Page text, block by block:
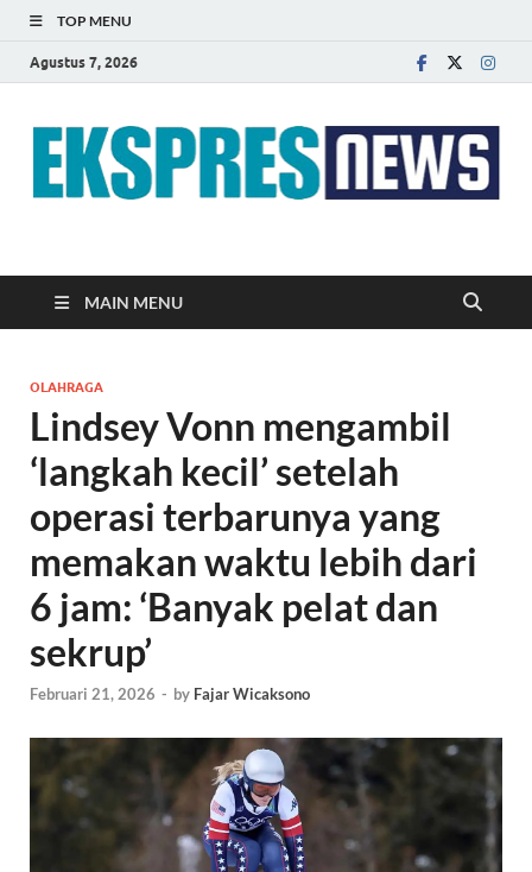
TOP MENU
Agustus 7, 2026
EKSPRES NEWS
MAIN MENU
OLAHRAGA
Lindsey Vonn mengambil
‘langkah kecil’ setelah
operasi terbarunya yang
memakan waktu lebih dari
6 jam: ‘Banyak pelat dan
sekrup’
Februari 21, 2026 - by Fajar Wicaksono